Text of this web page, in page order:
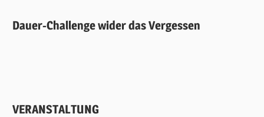
Dauer-Challenge wider das Vergessen
VERANSTALTUNG